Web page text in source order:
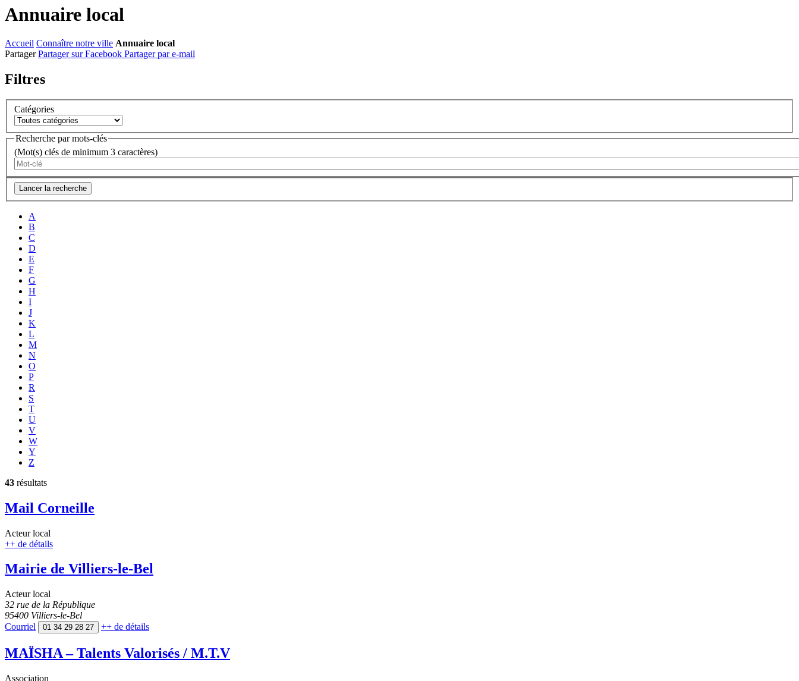
Annuaire local
Accueil Connaître notre ville Annuaire local
Partager Partager sur Facebook Partager par e-mail
Filtres
Catégories
Recherche par mots-clés
(Mot(s) clés de minimum 3 caractères)
Lancer la recherche
A
B
C
D
E
F
G
H
I
J
K
L
M
N
O
P
R
S
T
U
V
W
Y
Z
43 résultats
Mail Corneille
Acteur local
++ de détails
Mairie de Villiers-le-Bel
Acteur local
32 rue de la République
95400 Villiers-le-Bel
Courriel
01 34 29 28 27 ++ de détails
MAÏSHA – Talents Valorisés / M.T.V
Association